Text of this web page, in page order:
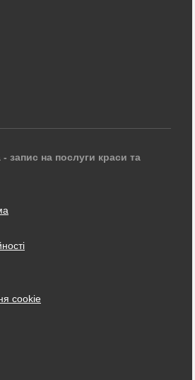
запис на послуги краси та
cookie